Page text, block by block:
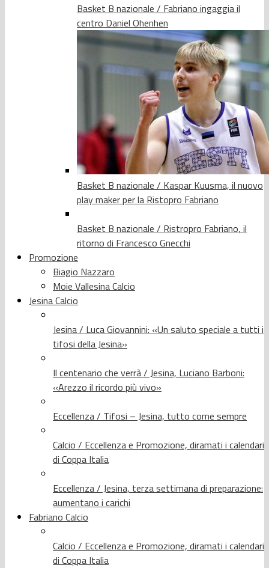
Basket B nazionale / Fabriano ingaggia il
centro Daniel Ohenhen
Basket B nazionale / Kaspar Kuusma, il nuovo
play maker per la Ristopro Fabriano
Basket B nazionale / Ristropro Fabriano, il
ritorno di Francesco Gnecchi
Promozione
Biagio Nazzaro
Moie Vallesina Calcio
Jesina Calcio
Jesina / Luca Giovannini: «Un saluto speciale a tutti i
tifosi della Jesina»
Il centenario che verrà / Jesina, Luciano Barboni:
«Arezzo il ricordo più vivo»
Eccellenza / Tifosi – Jesina, tutto come sempre
Calcio / Eccellenza e Promozione, diramati i calendari
di Coppa Italia
Eccellenza / Jesina, terza settimana di preparazione:
aumentano i carichi
Fabriano Calcio
Calcio / Eccellenza e Promozione, diramati i calendari
di Coppa Italia